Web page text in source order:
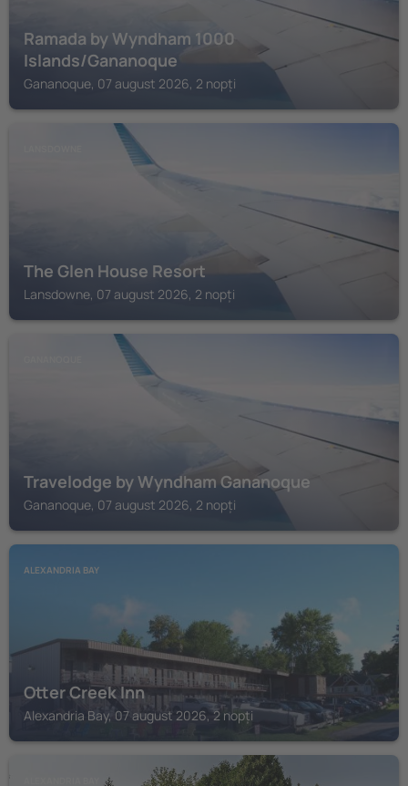
Ramada by Wyndham 1000
Islands/Gananoque
Gananoque, 07 august 2026, 2 nopți
The Glen House Resort
Lansdowne, 07 august 2026, 2 nopți
Travelodge by Wyndham Gananoque
Gananoque, 07 august 2026, 2 nopți
ALEXANDRIA BAY
Otter Creek Inn
Alexandria Bay, 07 august 2026, 2 nopți